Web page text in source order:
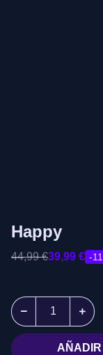
Happy
44,99€39,99 € -